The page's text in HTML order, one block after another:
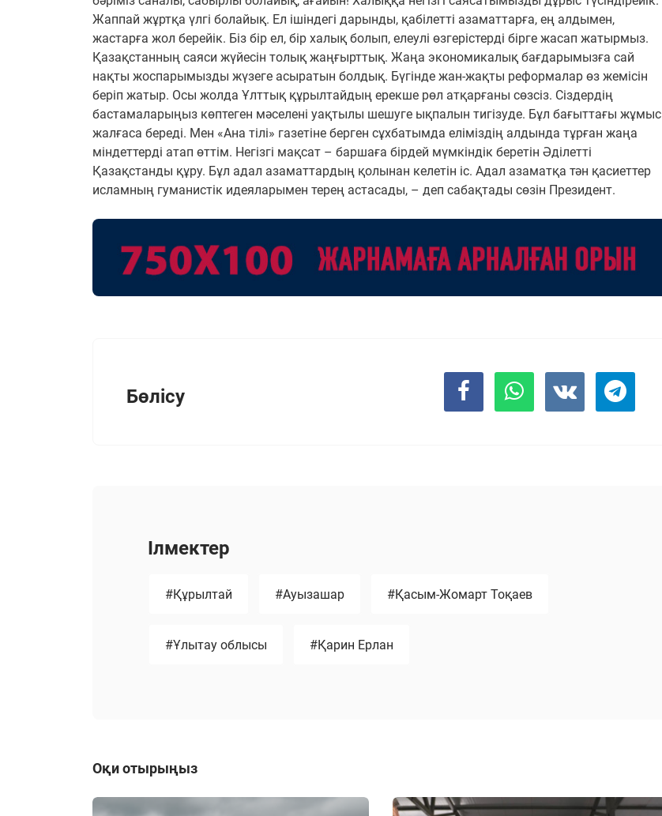
Жаппай жұртқа үлгі болайық. Ел ішіндегі дарынды, қабілетті азаматтарға, ең алдымен,
жастарға жол берейік. Біз бір ел, бір халық болып, елеулі өзгерістерді бірге жасап жатырмыз.
Қазақстанның саяси жүйесін толық жаңғырттық. Жаңа экономикалық бағдарымызға сай
нақты жоспарымызды жүзеге асыратын болдық. Бүгінде жан-жақты реформалар өз жемісін
беріп жатыр. Осы жолда Ұлттық құрылтайдың ерекше рөл атқарғаны сөзсіз. Сіздердің
бастамаларыңыз көптеген мәселені уақтылы шешуге ықпалын тигізуде. Бұл бағыттағы жұмыс
жалғаса береді. Мен «Ана тілі» газетіне берген сұхбатымда еліміздің алдында тұрған жаңа
міндеттерді атап өттім. Негізгі мақсат – баршаға бірдей мүмкіндік беретін Әділетті
Қазақстанды құру. Бұл адал азаматтардың қолынан келетін іс. Адал азаматқа тән қасиеттер
исламның гуманистік идеяларымен терең астасады, – деп сабақтады сөзін Президент.
Бөлісу
Ілмектер
#Құрылтай #Ауызашар #Қасым-Жомарт Тоқаев
#Ұлытау облысы #Қарин Ерлан
Оқи отырыңыз